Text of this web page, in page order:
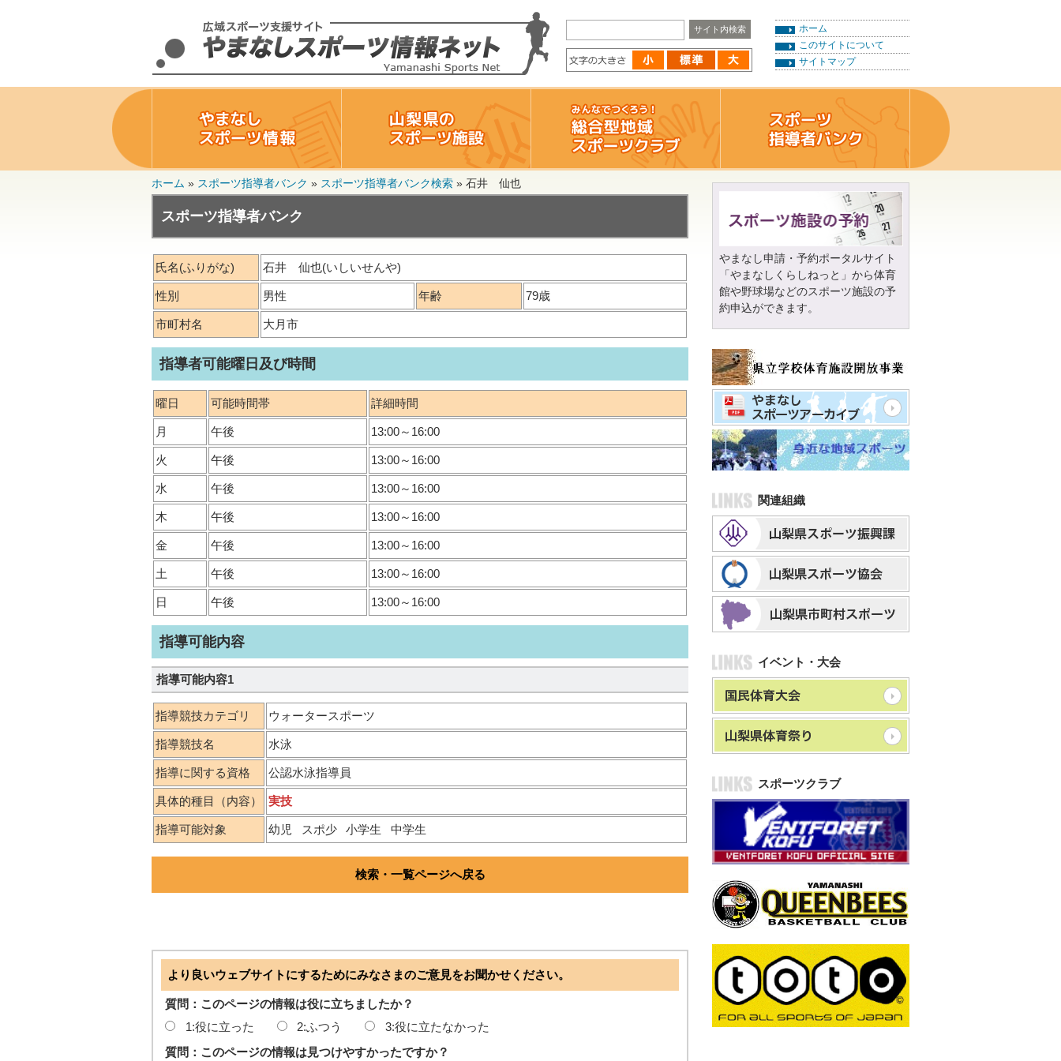
ホーム
このサイトについて
サイトマップ
ホーム » スポーツ指導者バンク » スポーツ指導者バンク検索 » 石井 仙也
スポーツ指導者バンク
氏名(ふりがな) 石井 仙也(いしいせんや)
性別 男性 年齢 79歳
市町村名 大月市
指導者可能曜日及び時間
曜日 可能時間帯 詳細時間
月 午後 13:00～16:00
火 午後 13:00～16:00
水 午後 13:00～16:00
木 午後 13:00～16:00
金 午後 13:00～16:00
土 午後 13:00～16:00
日 午後 13:00～16:00
指導可能内容
指導可能内容1
指導競技カテゴリ ウォータースポーツ
指導競技名 水泳
指導に関する資格 公認水泳指導員
具体的種目（内容） 実技
指導可能対象 幼児 スポ少 小学生 中学生
検索・一覧ページへ戻る
より良いウェブサイトにするためにみなさまのご意見をお聞かせください。
質問：このページの情報は役に立ちましたか？
1:役に立った
2:ふつう
3:役に立たなかった
質問：このページの情報は見つけやすかったですか？
やまなし申請・予約ポータルサイト
「やまなしくらしねっと」から体育
館や野球場などのスポーツ施設の予
約申込ができます。
関連組織
イベント・大会
スポーツクラブ